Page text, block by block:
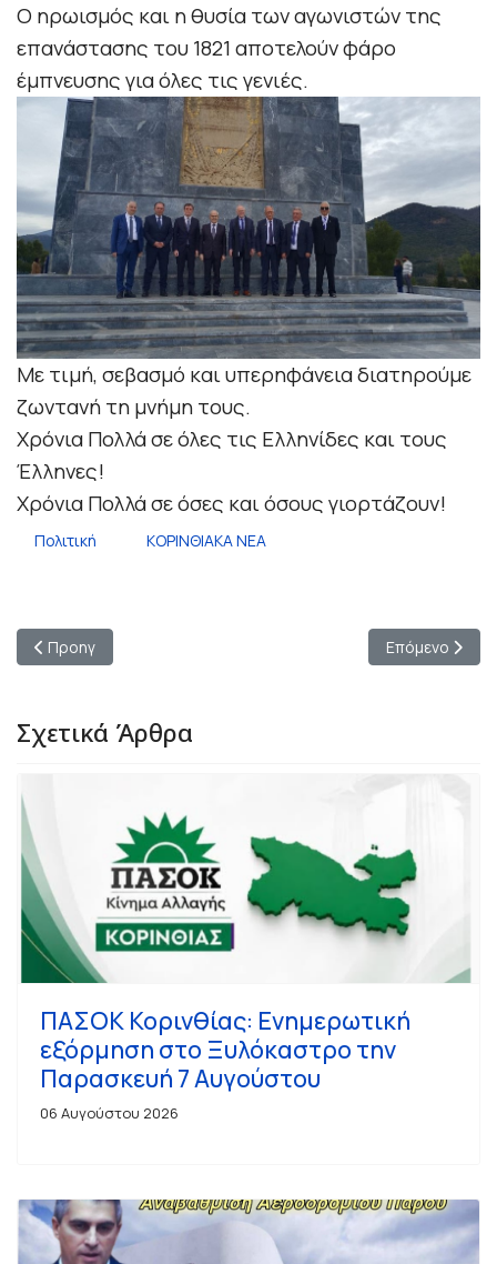
Ο ηρωισμός και η θυσία των αγωνιστών της
επανάστασης του 1821 αποτελούν φάρο
έμπνευσης για όλες τις γενιές.
Μετιμή, σεβασμό και υπερηφάνεια διατηρούμε
ζωντανή τη μνήμη τους.
Χρόνια Πολλά σε όλες τις Ελληνίδες και τους
Έλληνες!
Χρόνια Πολλά σε όσες και όσους γιορτάζουν!
Πολιτική ΚΟΡΙΝΘΙΑΚΑ ΝΕΑ
Προηγούμενο άρθρο: Μήνυμα Περιφερειάρχη Δ. Πτωχού από
Προηγ Επόμενο
Επόμενο
Σχετικά Άρθρα
ΠΑΣΟΚ Κορινθίας: Ενημερωτική
εξόρμηση στο Ξυλόκαστρο την
Παρασκευή 7 Αυγούστου
06 Αυγούστου 2026